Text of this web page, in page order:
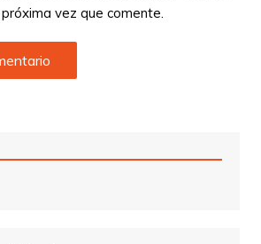
vez que comente.